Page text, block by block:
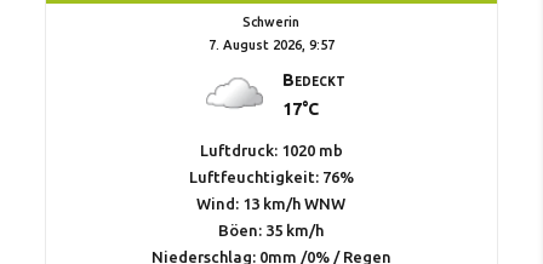
Schwerin
7. August 2026, 9:57
Bedeckt
17°C
Luftdruck: 1020 mb
Luftfeuchtigkeit: 76%
Wind: 13 km/h WNW
Böen: 35 km/h
Niederschlag: 0mm /0%/ Regen